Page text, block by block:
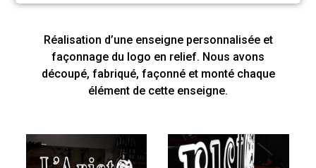
Réalisation d’une enseigne personnalisée et
façonnage du logo en relief. Nous avons
découpé, fabriqué, façonné et monté chaque
élément de cette enseigne.